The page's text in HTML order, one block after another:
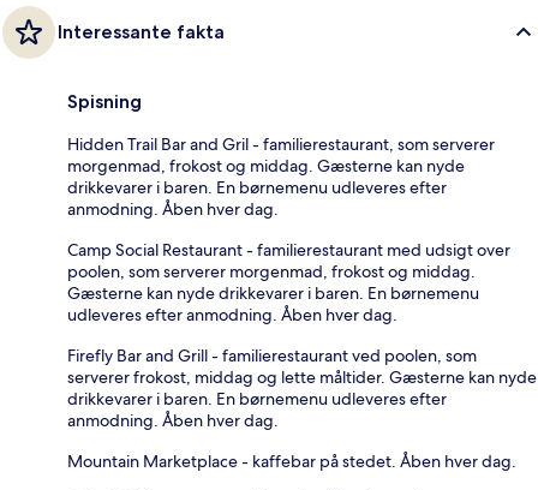
Interessante fakta
Spisning
Hidden Trail Bar and Gril - familierestaurant, som serverer
morgenmad, frokost og middag. Gæsterne kan nyde
drikkevarer i baren. En børnemenu udleveres efter
anmodning. Åben hver dag.
Camp Social Restaurant - familierestaurant med udsigt over
poolen, som serverer morgenmad, frokost og middag.
Gæsterne kan nyde drikkevarer i baren. En børnemenu
udleveres efter anmodning. Åben hver dag.
Firefly Bar and Grill - familierestaurant ved poolen, som
serverer frokost, middag og lette måltider. Gæsterne kan nyde
drikkevarer i baren. En børnemenu udleveres efter
anmodning. Åben hver dag.
Mountain Marketplace - kaffebar på stedet. Åben hver dag.